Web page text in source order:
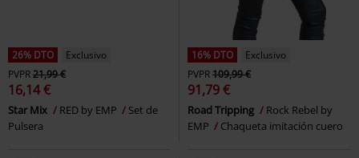
26% DTO
Exclusivo
PVPR21,99 €
16,14 €
Star Mix RED by EMP
Set de
Pulsera
16% DTO
Exclusivo
PVPR109,99 €
91,79 €
Road Tripping
Rock Rebel by
EMP
Chaqueta imitación cuero